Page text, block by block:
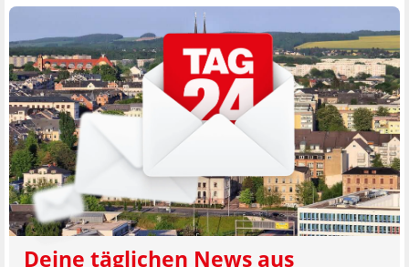
Deine täglichen News aus